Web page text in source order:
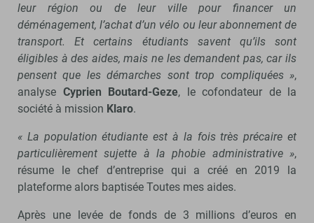
leur région ou de leur ville pour financer un
déménagement, l’achat d’un vélo ou leur abonnement de
transport. Et certains étudiants savent qu’ils sont
éligibles à des aides, mais ne les demandent pas, car ils
pensent que les démarches sont trop compliquées »,
analyse Cyprien Boutard-Geze, le cofondateur de la
société à mission Klaro.
« La population étudiante est à la fois très précaire et
particulièrement sujette à la phobie administrative »,
résume le chef d’entreprise qui a créé en 2019 la
plateforme alors baptisée Toutes mes aides.
Après une levée de fonds de 3 millions d’euros en